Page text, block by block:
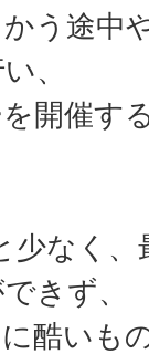
う途中
、
開催す
少なく
きず、
酷いも